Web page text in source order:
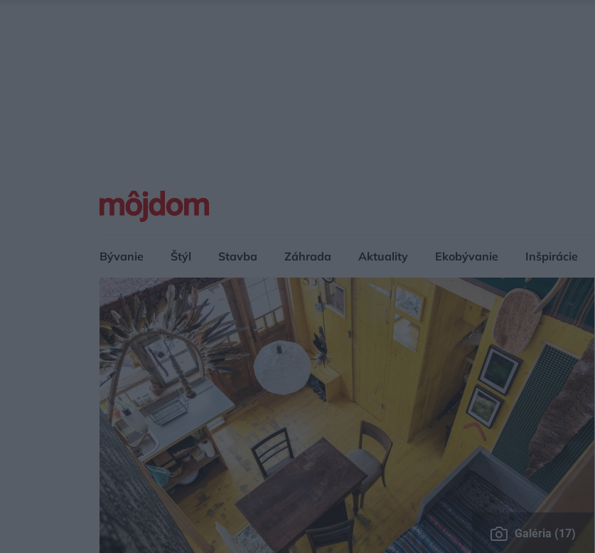
Bývanie Štýl Stavba Záhrada Aktuality Ekobývanie Inšpirácie
Galéria (17)